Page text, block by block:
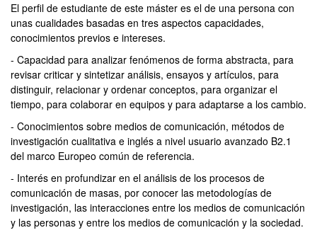
El perfil de estudiante de este máster es el de una persona con
unas cualidades basadas en tres aspectos capacidades,
conocimientos previos e intereses.
- Capacidad para analizar fenómenos de forma abstracta, para
revisar criticar y sintetizar análisis, ensayos y artículos, para
distinguir, relacionar y ordenar conceptos, para organizar el
tiempo, para colaborar en equipos y para adaptarse a los cambio.
- Conocimientos sobre medios de comunicación, métodos de
investigación cualitativa e inglés a nivel usuario avanzado B2.1
del marco Europeo común de referencia.
- Interés en profundizar en el análisis de los procesos de
comunicación de masas, por conocer las metodologías de
investigación, las interacciones entre los medios de comunicación
y las personas y entre los medios de comunicación y la sociedad.